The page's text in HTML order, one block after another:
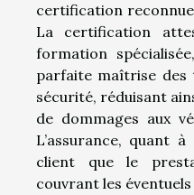
certification
La certification
formation
parfaite maîtrise des
sécurité, réduisant
de dommages aux
L’assurance, quant
client que le
couvrant les